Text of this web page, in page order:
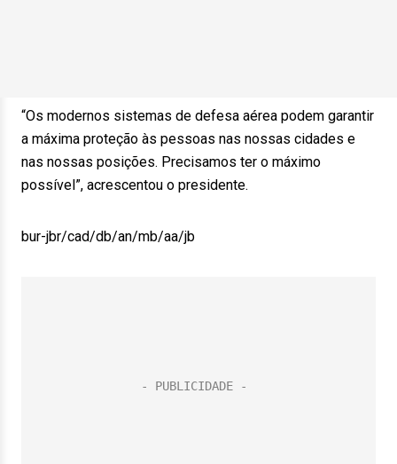
“Os modernos sistemas de defesa aérea podem garantir
a máxima proteção às pessoas nas nossas cidades e
nas nossas posições. Precisamos ter o máximo
possível”, acrescentou o presidente.
bur-jbr/cad/db/an/mb/aa/jb